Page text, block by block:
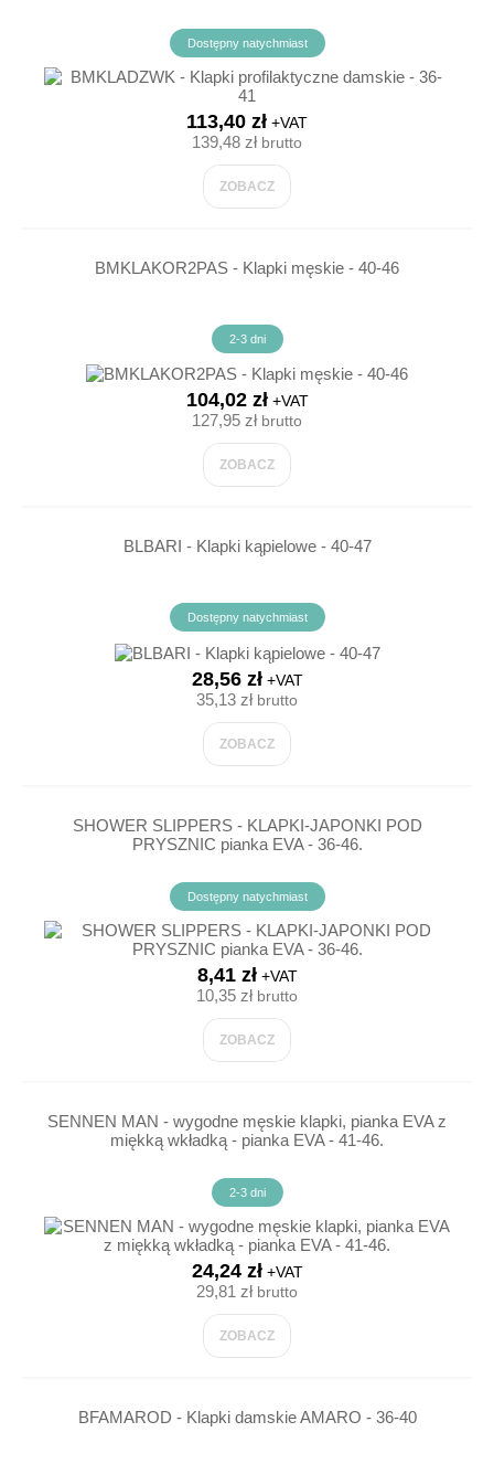
Dostępny natychmiast
113,40 zł +VAT
139,48 złbrutto
ZOBACZ
BMKLAKOR2PAS - Klapki męskie - 40-46
2-3 dni
104,02 zł+VAT
127,95 złbrutto
ZOBACZ
BLBARI - Klapki kąpielowe - 40-47
Dostępny natychmiast
28,56 zł+VAT
35,13 złbrutto
ZOBACZ
SHOWER SLIPPERS - KLAPKI-JAPONKI POD
PRYSZNIC pianka EVA - 36-46.
Dostępny natychmiast
8,41 zł+VAT
10,35 złbrutto
ZOBACZ
SENNEN MAN - wygodne męskie klapki, pianka EVA z
miękką wkładką - pianka EVA - 41-46.
2-3 dni
24,24 zł+VAT
29,81 złbrutto
ZOBACZ
BFAMAROD - Klapki damskie AMARO - 36-40